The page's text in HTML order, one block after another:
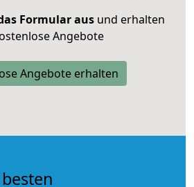
Formular ausund erhalten
Angebote
Angebote erhalten